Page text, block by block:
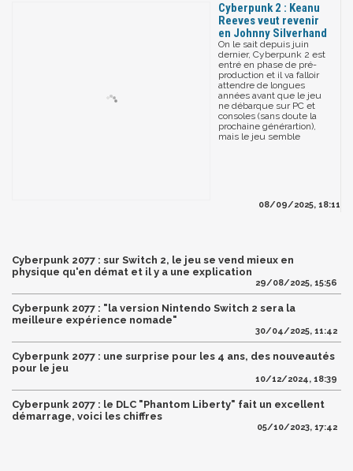
Cyberpunk 2 : Keanu
Reeves veut revenir
en Johnny Silverhand
On le sait depuis juin
dernier, Cyberpunk 2 est
entré en phase de pré-
production et il va falloir
attendre de longues
années avant que le jeu
ne débarque sur PC et
consoles (sans doute la
prochaine générartion),
mais le jeu semble
08/09/2025, 18:11
Cyberpunk 2077 : sur Switch 2, le jeu se vend mieux en
physique qu'en démat et il y a une explication
29/08/2025, 15:56
Cyberpunk 2077 : "la version Nintendo Switch 2 sera la
meilleure expérience nomade"
30/04/2025, 11:42
Cyberpunk 2077 : une surprise pour les 4 ans, des nouveautés
pour le jeu
10/12/2024, 18:39
Cyberpunk 2077 : le DLC "Phantom Liberty" fait un excellent
démarrage, voici les chiffres
05/10/2023, 17:42